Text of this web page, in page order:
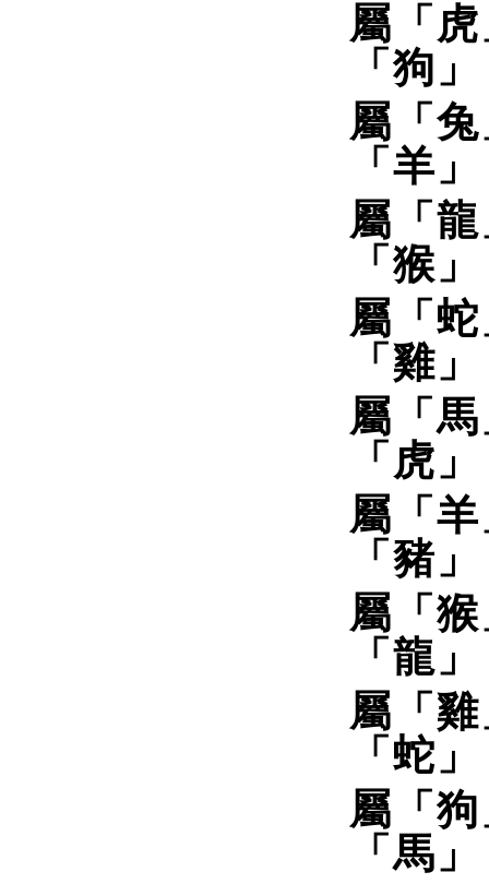
屬「
「狗
屬「
「羊
屬「
「猴
屬「
「雞
屬「
「虎
屬「
「豬
屬「
「龍
屬「
「蛇
屬「
「馬